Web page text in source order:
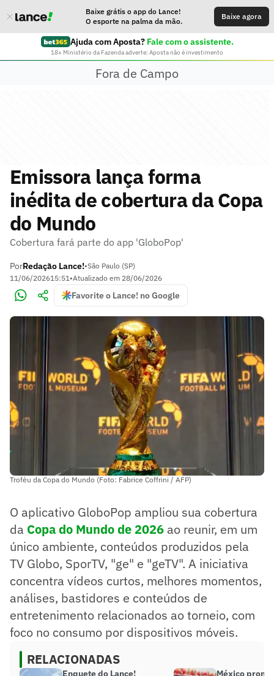
Baixe grátis o app do Lance!
O esporte na palma da mão.
Baixe agora
Ajuda com Aposta? Fale com o assistente.
18+ Ministério da Fazenda adverte: Aposta não é investimento
Fora de Campo
Emissora lança forma
inédita de cobertura da Copa
do Mundo
Cobertura fará parte do app 'GloboPop'
PorRedação Lance!•São Paulo (SP)
11/06/202615:51•Atualizado em 28/06/2026
Favorite o Lance! no Google
Troféu da Copa do Mundo (Foto: Fabrice Coffrini / AFP)
O aplicativo GloboPop ampliou sua cobertura
da Copa do Mundo de 2026 ao reunir, em um
único ambiente, conteúdos produzidos pela
TV Globo, SporTV, "ge" e "geTV". A iniciativa
concentra vídeos curtos, melhores momentos,
análises, bastidores e conteúdos de
entretenimento relacionados ao torneio, com
foco no consumo por dispositivos móveis.
RELACIONADAS
Enquete do Lance!
México